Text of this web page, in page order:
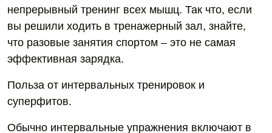
непрерывный тренинг всех мышц. Так что, если
вы решили ходить в тренажерный зал, знайте,
что разовые занятия спортом – это не самая
эффективная зарядка.
Польза от интервальных тренировок и
суперфитов.
Обычно интервальные упражнения включают в